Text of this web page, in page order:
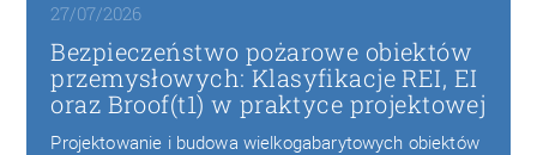
27/07/2026
Bezpieczeństwo pożarowe obiektów
przemysłowych: Klasyfikacje REI, EI
oraz Broof(t1) w praktyce projektowej
Projektowanie i budowa wielkogabarytowych obiektów